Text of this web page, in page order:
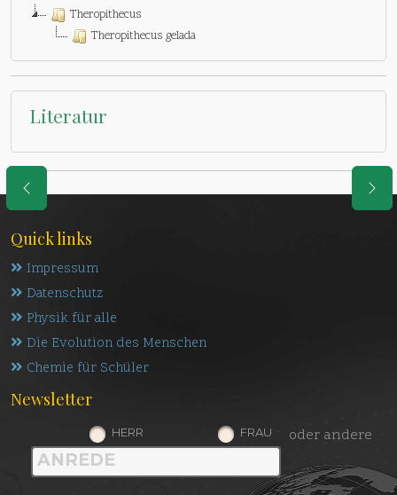
Theropithecus
Theropithecus gelada
Literatur
Quick links
Impressum
Datenschutz
Physik für alle
Die Evolution des Menschen
Chemie für Schüler
Newsletter
HERR FRAU oder andere